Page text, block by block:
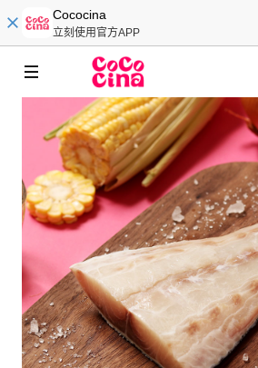
Cococina
立刻使用官方APP